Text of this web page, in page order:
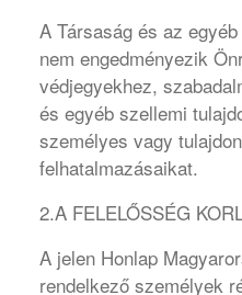
A Társaság és az
nem engedményezik
védjegyekhez,
és egyéb szellemi
személyes vagy
felhatalmazásaikat.
2.A FELELŐSSÉG
A jelen Honlap
rendelkező személyek